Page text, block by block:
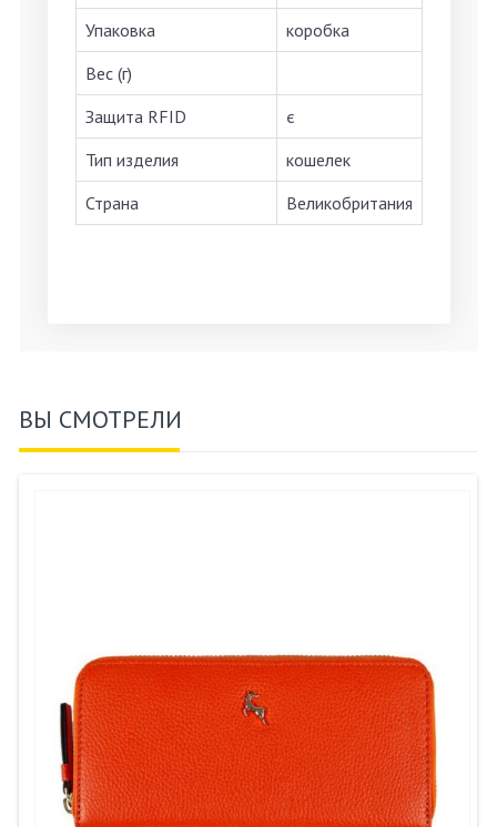
Упаковка
коробка
Вес (г)
Защита RFID
є
Тип изделия
кошелек
Страна
Великобритания
ВЫ СМОТРЕЛИ